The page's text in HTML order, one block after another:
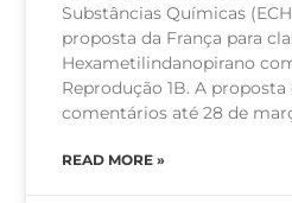
Substâncias Químicas
proposta da França para
Hexametilindanopirano
Reprodução 1B. A
comentários até 28 de
READ MORE »